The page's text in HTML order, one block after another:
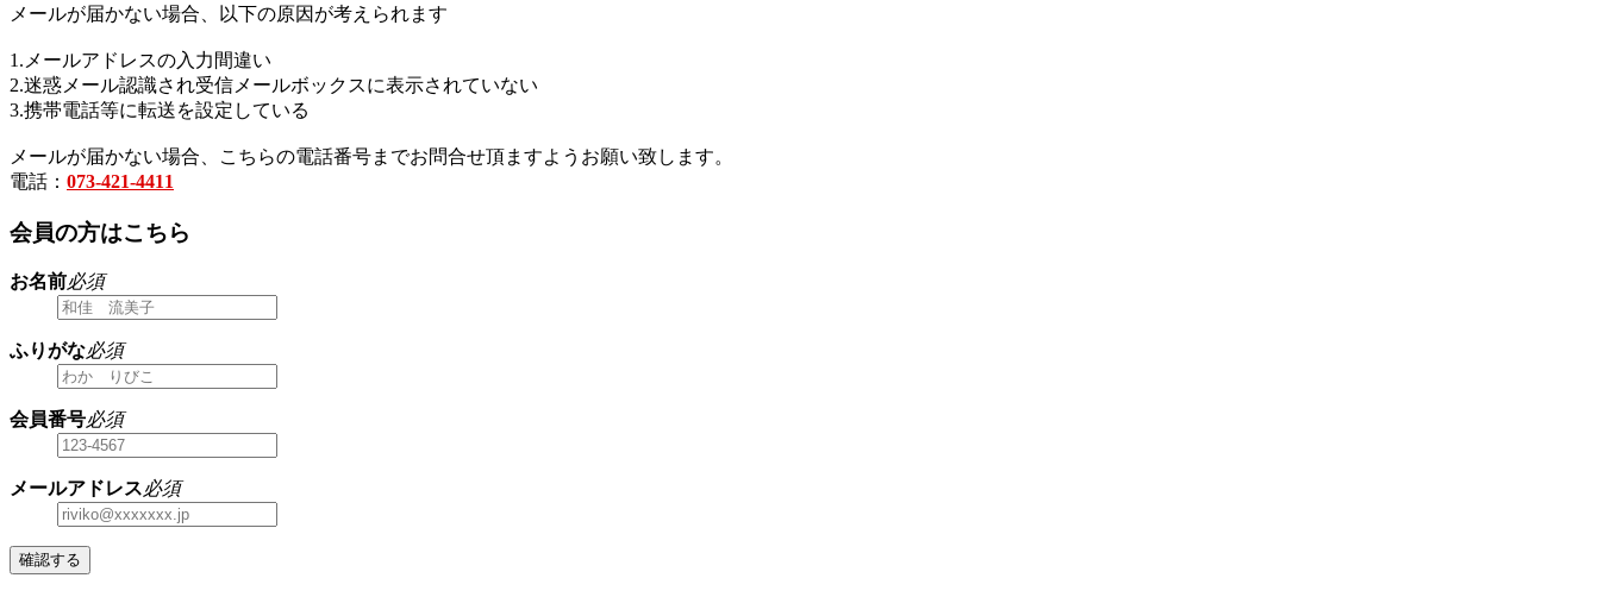
メールが届かない場合、以下の原因が考えられます
1.メールアドレスの入力間違い
2.迷惑メール認識され受信メールボックスに表示されていない
3.携帯電話等に転送を設定している
メールが届かない場合、こちらの電話番号までお問合せ頂ますようお願い致します。
電話： 073-421-4411
会員の方はこちら
お名前必須
ふりがな必須
会員番号必須
メールアドレス必須
確認する